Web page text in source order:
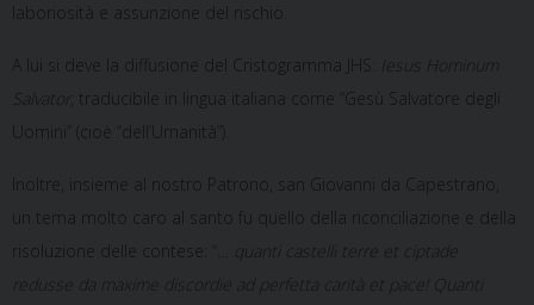
laboriosità e assunzione del rischio.
A lui si deve la diffusione del Cristogramma JHS:
, traducibile in lingua italiana come “Gesù Salvatore degli
Uomini” (cioè “dell’Umanità”).
Inoltre, insieme al nostro Patrono, san Giovanni da Capestrano,
un tema molto caro al santo fu quello della riconciliazione e della
risoluzione delle contese: “
… quanti castelli terre et ciptade
redusse da maxime discordie ad perfetta carità et pace! Quanti